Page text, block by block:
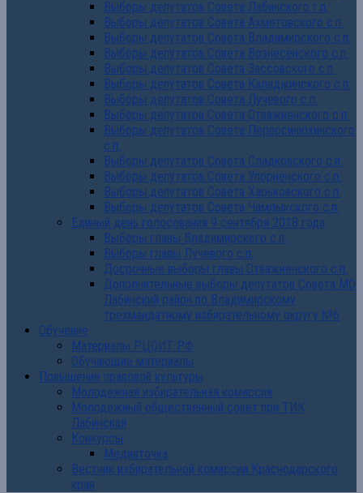
Выборы депутатов Совета Лабинского г.п.
Выборы депутатов Совета Ахметовского с.п.
Выборы депутатов Совета Владимирского с.п.
Выборы депутатов Совета Вознесенского с.п.
Выборы депутатов Совета Зассовского с.п.
Выборы депутатов Совета Каладжинского с.п.
Выборы депутатов Совета Лучевого с.п.
Выборы депутатов Совета Отважненского с.п.
Выборы депутатов Совета Первосинюхинского
с.п.
Выборы депутатов Совета Сладковского с.п.
Выборы депутатов Совета Упорненского с.п.
Выборы депутатов Совета Харьковского с.п.
Выборы депутатов Совета Чамлыкского с.п.
Единый день голосования 9 сентября 2018 года
Выборы главы Владимирского с.п.
Выборы главы Лучевого с.п.
Досрочные выборы главы Отважненского с.п.
Дополнительные выборы депутатов Совета МО
Лабинский район по Владимирскому
трехмандатному избирательному округу №6
Обучение
Материалы РЦОИТ РФ
Обучающие материалы
Повышение правовой культуры
Молодежная избирательная комиссия
Молодежный общественный совет при ТИК
Лабинская
Конкурсы
Медиаточка
Вестник избирательной комиссии Краснодарского
края